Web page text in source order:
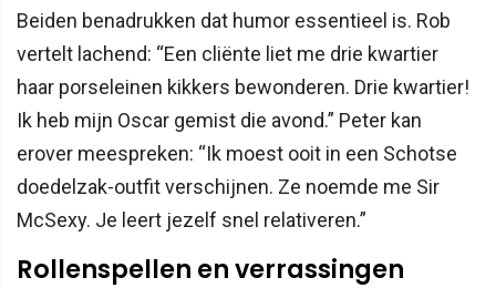
Beiden benadrukken dat humor essentieel is. Rob
vertelt lachend: “Een cliënte liet me drie kwartier
haar porseleinen kikkers bewonderen. Drie kwartier!
Ik heb mijn Oscar gemist die avond.” Peter kan
erover meespreken: “Ik moest ooit in een Schotse
doedelzak-outfit verschijnen. Ze noemde me Sir
McSexy. Je leert jezelf snel relativeren.”
Rollenspellen en verrassingen